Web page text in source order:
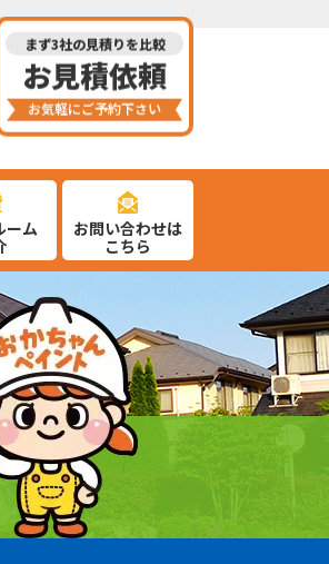
まず3社の見積りを比較
お見積依頼
お気軽にご予約下さい
ーム
お問い合わせは
こちら